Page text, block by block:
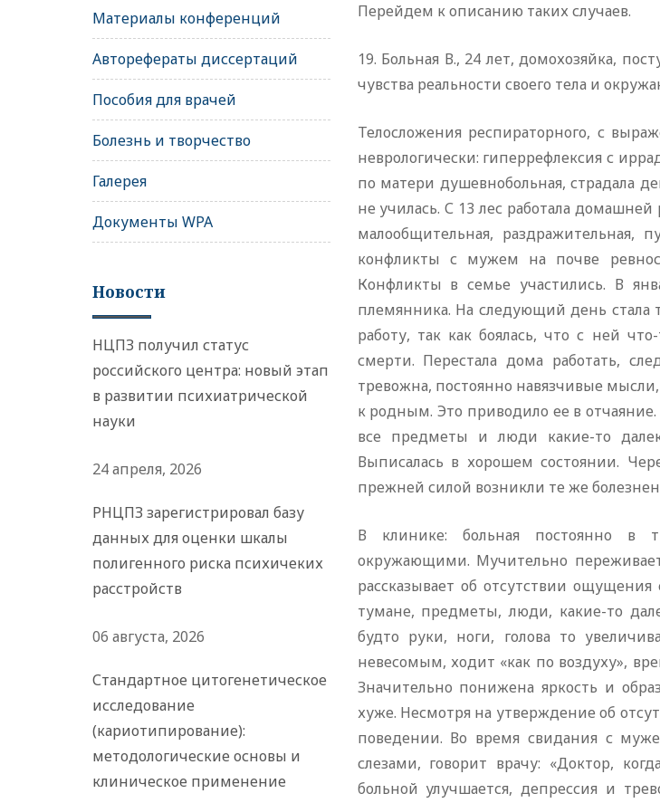
Перейдем к описанию таких случаев.
19. Больная В., 24 лет, домохозяйка,
чувства реальности своего тела и
Телосложения респираторного, с
неврологически: гиперрефлексия с
по матери душевнобольная, страдала
не училась. С 13 лес работала
малообщительная, раздражительная,
конфликты с мужем на почве
Конфликты в семье участились. В
племянника. На следующий день стала
работу, так как боялась, что с ней
смерти. Перестала дома работать,
тревожна, постоянно навязчивые
к родным. Это приводило ее в
все предметы и люди какие-то
Выписалась в хорошем состоянии.
прежней силой возникли те же
В клинике: больная постоянно в
окружающими. Мучительно
рассказывает об отсутствии
тумане, предметы, люди, какие-то
будто руки, ноги, голова то
невесомым, ходит «как по воздуху»,
Значительно понижена яркость и
хуже. Несмотря на утверждение об
поведении. Во время свидания с
слезами, говорит врачу: «Доктор,
больной улучшается, депрессия и
Материалы конференций
Авторефераты диссертаций
Пособия для врачей
Болезнь и творчество
Галерея
Документы WPA
Новости
НЦПЗ получил статус
российского центра: новый этап
в развитии психиатрической
науки
24 апреля, 2026
РНЦПЗ зарегистрировал базу
данных для оценки шкалы
полигенного риска психичеких
расстройств
06 августа, 2026
Стандартное цитогенетическое
исследование
(кариотипирование):
методологические основы и
клиническое применение